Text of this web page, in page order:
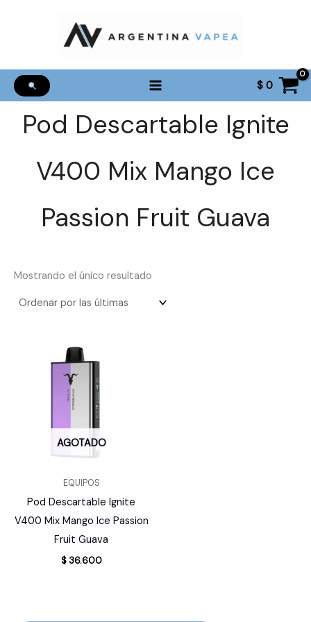
$0
Pod Descartable Ignite
V400 Mix Mango Ice
Passion Fruit Guava
Mostrando el único resultado
AGOTADO
EQUIPOS
Pod Descartable Ignite
V400 Mix Mango Ice Passion
Fruit Guava
$36.600